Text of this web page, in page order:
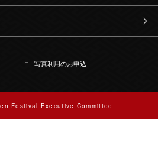
写真利用のお申込
Festival Executive Committee.